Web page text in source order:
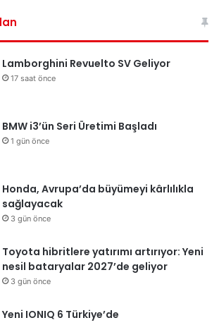
Lamborghini Revuelto SV Geliyor
17 saat önce
BMW i3’ün Seri Üretimi Başladı
1 gün önce
Honda, Avrupa’da büyümeyi kârlılıkla
sağlayacak
3 gün önce
Toyota hibritlere yatırımı artırıyor: Yeni
nesil bataryalar 2027’de geliyor
3 gün önce
Yeni IONIQ 6 Türkiye’de